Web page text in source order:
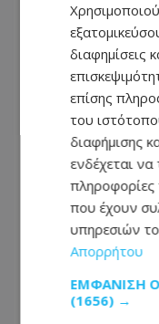
Σε κρίσιμη
Λεμεσό -
ηλεκτρικό
διαφημίσεις
επίσης
του
διαφήμισης
ενδέχεται
πληροφορίες
που έχουν
υπηρεσιών
Απορρήτου
ΕΜΦΆΝΙΣΗ
(1656) →